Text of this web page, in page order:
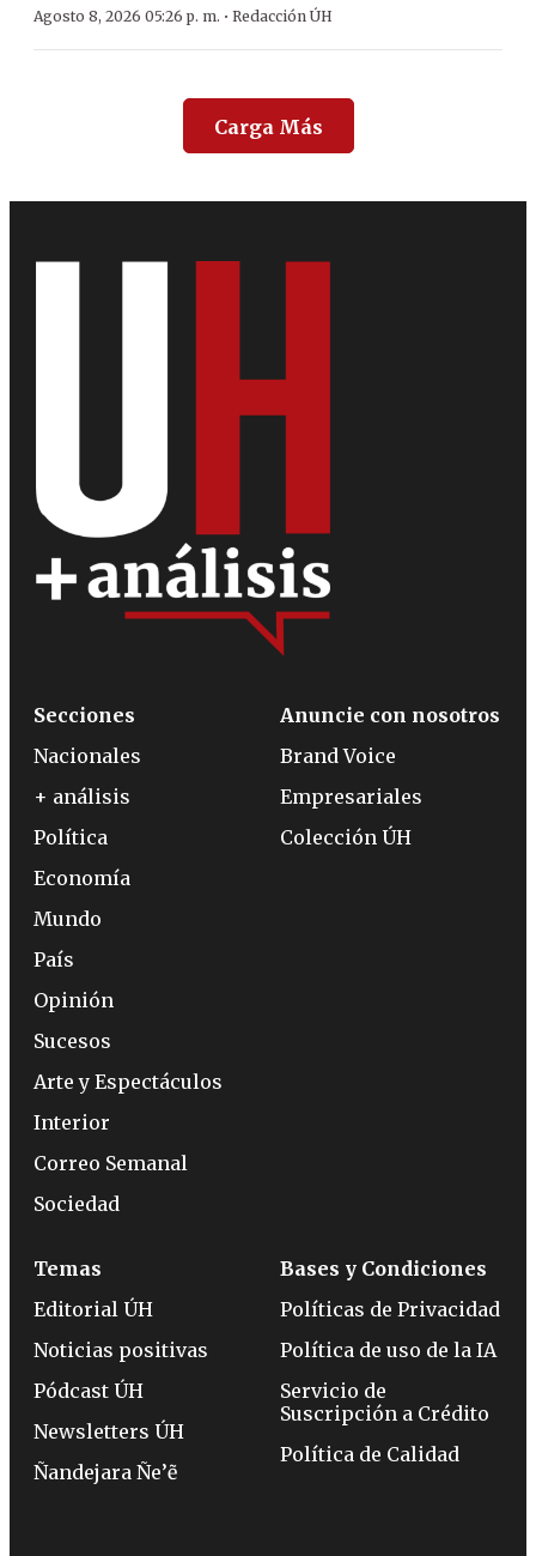
Agosto 8, 2026 05:26 p. m. · Redacción ÚH
Carga Más
Secciones
Nacionales
+ análisis
Política
Economía
Mundo
País
Opinión
Sucesos
Arte y Espectáculos
Interior
Correo Semanal
Sociedad
Anuncie con nosotros
Brand Voice
Empresariales
Colección ÚH
Temas
Editorial ÚH
Noticias positivas
Pódcast ÚH
Newsletters ÚH
Ñandejara Ñe’ẽ
Bases y Condiciones
Políticas de Privacidad
Política de uso de la IA
Servicio de
Suscripción a Crédito
Política de Calidad